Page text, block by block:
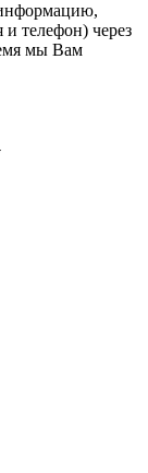
телефон) через
мы Вам